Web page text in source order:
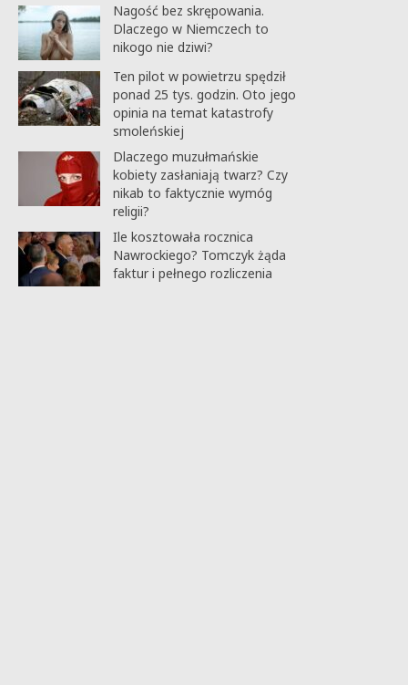
Nagość bez skrępowania.
Dlaczego w Niemczech to
nikogo nie dziwi?
Ten pilot w powietrzu spędził
ponad 25 tys. godzin. Oto jego
opinia na temat katastrofy
smoleńskiej
Dlaczego muzułmańskie
kobiety zasłaniają twarz? Czy
nikab to faktycznie wymóg
religii?
Ile kosztowała rocznica
Nawrockiego? Tomczyk żąda
faktur i pełnego rozliczenia